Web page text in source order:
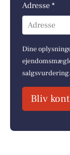
Adresse *
Adresse
Dine
salgsvurdering.
Bliv